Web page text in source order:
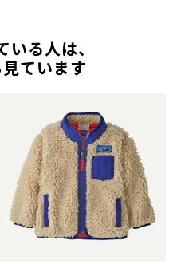
る人は、
ています